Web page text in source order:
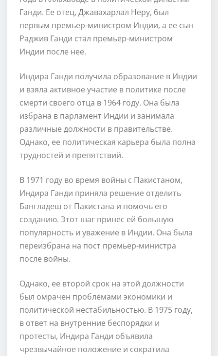
Ганди. Ее отец, Джавахарлал Неру, был
первым премьер-министром Индии, а ее сын
Раджив Ганди стал премьер-министром
Индии после нее.
Индира Ганди получила образование в Индии
и взяла активное участие в политике после
смерти своего отца в 1964 году. Она была
избрана в парламент Индии и занимала
различные должности в правительстве.
Однако, ее политическая карьера была полна
трудностей и препятствий.
В 1971 году во время войны с Пакистаном,
Индира Ганди приняла решение отделить
Бангладеш от Пакистана и помочь его
созданию. Этот шаг принес ей большую
популярность и уважение в Индии. Она была
переизбрана на пост премьер-министра
после войны.
Однако, ее второй срок на этой должности
был омрачен проблемами экономики и
политической нестабильностью. В 1975 году,
в ответ на внутренние беспорядки и
протесты, Индира Ганди объявила
чрезвычайное положение и сократила